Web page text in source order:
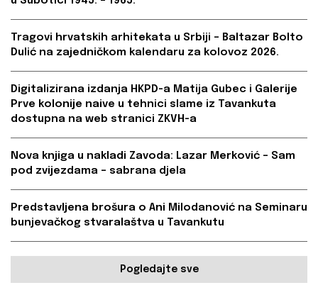
Tragovi hrvatskih arhitekata u Srbiji – Baltazar Bolto
Dulić na zajedničkom kalendaru za kolovoz 2026.
Digitalizirana izdanja HKPD-a Matija Gubec i Galerije
Prve kolonije naive u tehnici slame iz Tavankuta
dostupna na web stranici ZKVH-a
Nova knjiga u nakladi Zavoda: Lazar Merković – Sam
pod zvijezdama – sabrana djela
Predstavljena brošura o Ani Milodanović na Seminaru
bunjevačkog stvaralaštva u Tavankutu
Pogledajte sve